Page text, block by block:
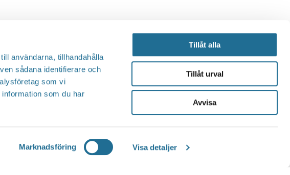
användarna, tillhandahålla
sådana identifierare och
som vi
som du har
Marknadsföring Visa detaljer
Tillåt alla
Tillåt urval
Avvisa